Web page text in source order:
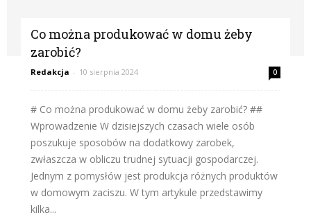
Co można produkować w domu żeby
zarobić?
Redakcja - 10 sierpnia 2024 0
# Co można produkować w domu żeby zarobić? ##
Wprowadzenie W dzisiejszych czasach wiele osób
poszukuje sposobów na dodatkowy zarobek,
zwłaszcza w obliczu trudnej sytuacji gospodarczej.
Jednym z pomysłów jest produkcja różnych produktów
w domowym zaciszu. W tym artykule przedstawimy
kilka...